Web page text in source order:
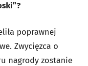
poprawnej
Zwycięzca o
nagrody zostanie